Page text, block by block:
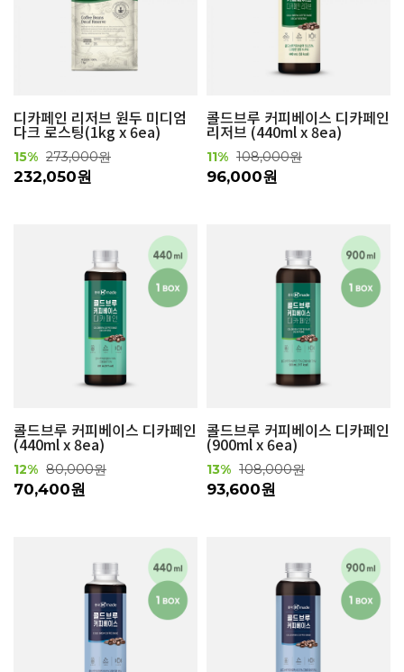
디카페인 리저브 원두 미디엄
다크 로스팅(1kg x 6ea)
15% 273,000원
232,050원
콜드브루 커피베이스 디카페인
리저브 (440ml x 8ea)
11% 108,000원
96,000원
콜드브루 커피베이스 디카페인
(440ml x 8ea)
12% 80,000원
70,400원
콜드브루 커피베이스 디카페인
(900ml x 6ea)
13% 108,000원
93,600원